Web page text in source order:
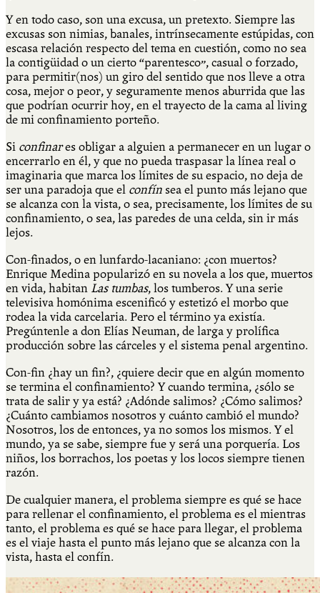
Y en todo caso, son una excusa, un pretexto. Siempre las
excusas son nimias, banales, intrínsecamente estúpidas, con
escasa relación respecto del tema en cuestión, como no sea
la contigüidad o un cierto “parentesco”, casual o forzado,
para permitir(nos) un giro del sentido que nos lleve a otra
cosa, mejor o peor, y seguramente menos aburrida que las
que podrían ocurrir hoy, en el trayecto de la cama al living
de mi confinamiento porteño.
Si confinares obligar a alguien a permanecer en un lugar o
encerrarlo en él, y que no pueda traspasar la línea real o
imaginaria que marca los límites de su espacio, no deja de
ser una paradoja que el confín sea el punto más lejano que
se alcanza con la vista, o sea, precisamente, los límites de su
confinamiento, o sea, las paredes de una celda, sin ir más
lejos.
Con-finados, o en lunfardo-lacaniano: ¿con muertos?
Enrique Medina popularizó en su novela a los que, muertos
en vida, habitan Las tumbas, los tumberos. Y una serie
televisiva homónima escenificó y estetizó el morbo que
rodea la vida carcelaria. Pero el término ya existía.
Pregúntenle a don Elías Neuman, de larga y prolífica
producción sobre las cárceles y el sistema penal argentino.
Con-fin ¿hay un fin?, ¿quiere decir que en algún momento
se termina el confinamiento? Y cuando termina, ¿sólo se
trata de salir y ya está? ¿Adónde salimos? ¿Cómo salimos?
¿Cuánto cambiamos nosotros y cuánto cambió el mundo?
Nosotros, los de entonces, ya no somos los mismos. Y el
mundo, ya se sabe, siempre fue y será una porquería. Los
niños, los borrachos, los poetas y los locos siempre tienen
razón.
De cualquier manera, el problema siempre es qué se hace
para rellenar el confinamiento, el problema es el mientras
tanto, el problema es qué se hace para llegar, el problema
es el viaje hasta el punto más lejano que se alcanza con la
vista, hasta el confín.